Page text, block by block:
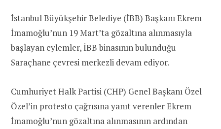
İstanbul Büyükşehir Belediye (İBB) Başkanı Ekrem
İmamoğlu’nun 19 Mart’ta gözaltına alınmasıyla
başlayan eylemler, İBB binasının bulunduğu
Saraçhane çevresi merkezli devam ediyor.
Cumhuriyet Halk Partisi (CHP) Genel Başkanı Özel
Özel’in protesto çağrısına yanıt verenler Ekrem
İmamoğlu’nun gözaltına alınmasının ardından